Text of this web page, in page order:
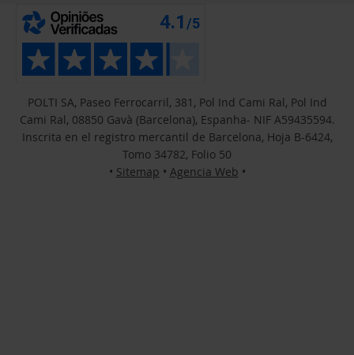
POLTI SA, Paseo Ferrocarril, 381, Pol Ind Cami Ral, Pol Ind
Cami Ral, 08850 Gavà (Barcelona), Espanha- NIF A59435594.
Inscrita en el registro mercantil de Barcelona, Hoja B-6424,
Tomo 34782, Folio 50
• Sitemap • Agencia Web •